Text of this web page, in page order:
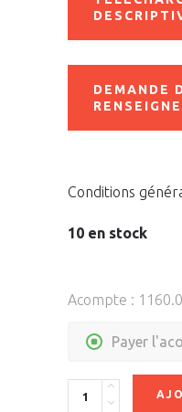
DEMANDE
Conditions
10 en stock
Acompte :
Payer
Quantity